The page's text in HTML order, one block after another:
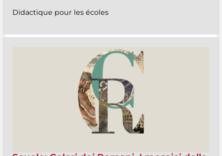
Didactique pour les écoles